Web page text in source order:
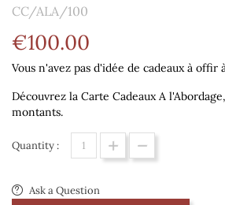
CC/ALA/100
€100.00
Vous n'avez pas d'idée de cadeaux à offir
Découvrez la Carte Cadeaux A
montants.
Quantity :
Ask a Question